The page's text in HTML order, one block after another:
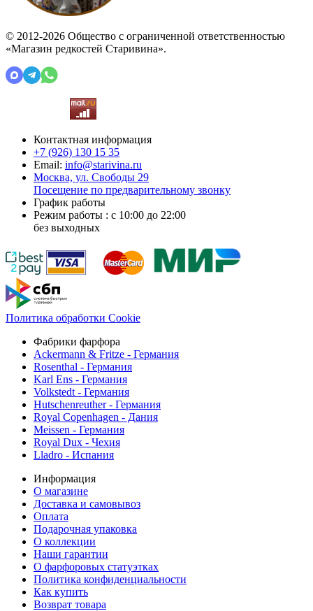
© 2012-2026 Общество с ограниченной ответственностью
«Магазин редкостей Старивина».
Контактная информация
+7 (926) 130 15 35
Email: info@starivina.ru
Москва, ул. Свободы 29
Посещение по предварительному звонку
График работы
Режим работы : с 10:00 до 22:00
без выходных
Политика обработки Cookie
Фабрики фарфора
Ackermann & Fritze - Германия
Rosenthal - Германия
Karl Ens - Германия
Volkstedt - Германия
Hutschenreuther - Германия
Royal Copenhagen - Дания
Meissen - Германия
Royal Dux - Чехия
Lladro - Испания
Информация
О магазине
Доставка и самовывоз
Оплата
Подарочная упаковка
О коллекции
Наши гарантии
О фарфоровых статуэтках
Политика конфиденциальности
Как купить
Возврат товара